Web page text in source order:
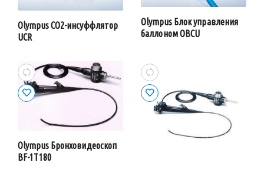
Olympus CO2-инсуффлятор
UCR
Olympus Блок управления
баллоном OBCU
Olympus Бронховидеоскоп
BF-1T180